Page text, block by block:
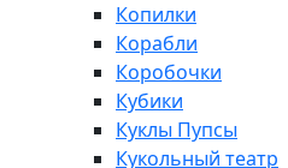
Копилки
Корабли
Коробочки
Кубики
Куклы Пупсы
Кукольный театр